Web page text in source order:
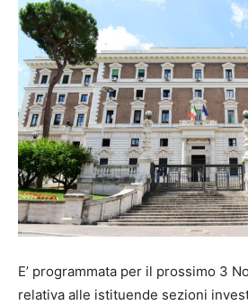
E’ programmata per il prossimo 3
relativa alle istituende sezioni